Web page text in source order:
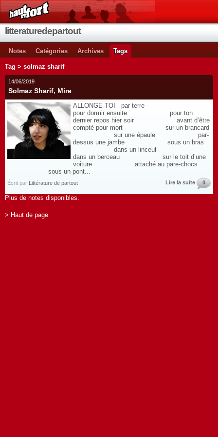
litteraturedepartout
Notes Catégories Archives Tags
Tag > solmaz sharif
14/06/2019
Solmaz Sharif, Mire
ALLONGE-TOI par terre
pour dormir ensuite pour ton
dernier repos hier soir avant d’être
compté pour mort sur un brancard
sur une épaule par-
dessus une jambe sous un bras
dans un linceul
dans un berceau sur le toit d’une
voiture attaché au pare-chocs
sous un pont...
Écrit par Littérature de partout Lire la suite 0
Plus de notes disponibles.
> Haut de page